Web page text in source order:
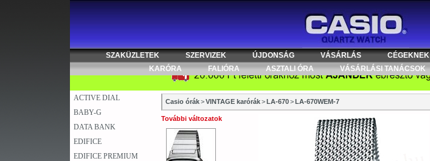
SZAKÜZLETEK SZERVIZEK ÚJDONSÁG VÁSÁRLÁS CÉGEKNEK
KARÓRA
FALIÓRA ASZTALI ÓRA VÁSÁRLÁSI TANÁCSOK
ACTIVE DIAL
BABY-G
DATA BANK
EDIFICE
EDIFICE PREMIUM
Casio órák > VINTAGE karórák > LA-670 > LA-670WEM-7
További változatok